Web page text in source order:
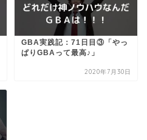
GBA実践記：71日目③「やっ
ぱりGBAって最高♪」
2020年7月30日